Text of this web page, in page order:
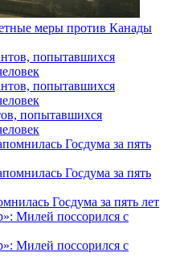
меры против Канады
попытавшихся
Госдума за пять лет